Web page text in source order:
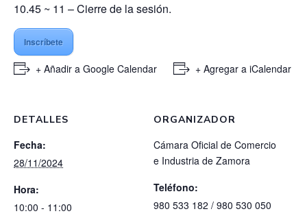
10.45 ~ 11 – Cierre de la sesión.
Inscríbete
+ Añadir a Google Calendar + Agregar a iCalendar
DETALLES
Fecha:
28/11/2024
Hora:
10:00 - 11:00
ORGANIZADOR
Cámara Oficial de Comercio
e Industria de Zamora
Teléfono:
980 533 182 / 980 530 050